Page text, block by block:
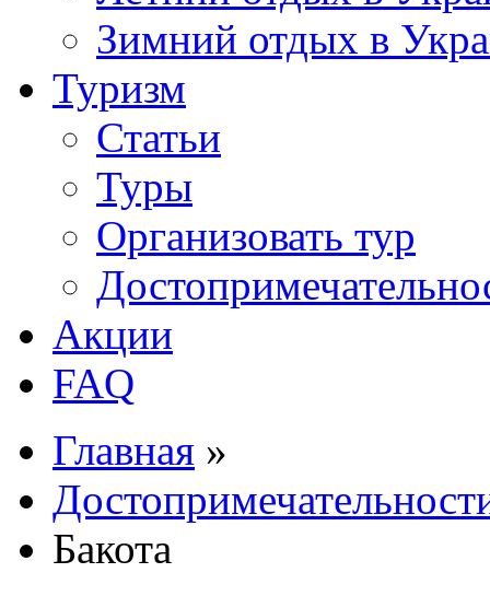
Зимний отдых в
Туризм
Статьи
Туры
Организовать тур
Акции
FAQ
Главная »
Бакота